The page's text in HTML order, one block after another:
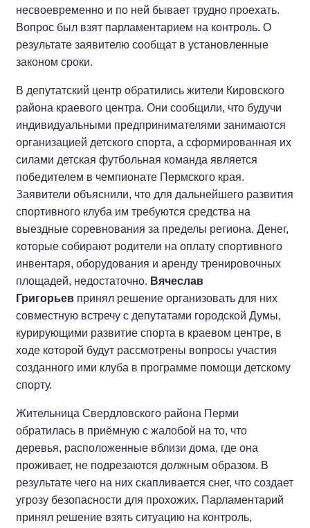
несвоевременно и по ней бывает трудно проехать.
Вопрос был взят парламентарием на контроль. О
результате заявителю сообщат в установленные
законом сроки.
В депутатский центр обратились жители Кировского
района краевого центра. Они сообщили, что будучи
индивидуальными предпринимателями занимаются
организацией детского спорта, а сформированная их
силами детская футбольная команда является
победителем в чемпионате Пермского края.
Заявители объяснили, что для дальнейшего развития
спортивного клуба им требуются средства на
выездные соревнования за пределы региона. Денег,
которые собирают родители на оплату спортивного
инвентаря, оборудования и аренду тренировочных
площадей, недостаточно. Вячеслав
Григорьев принял решение организовать для них
совместную встречу с депутатами городской Думы,
курирующими развитие спорта в краевом центре, в
ходе которой будут рассмотрены вопросы участия
созданного ими клуба в программе помощи детскому
спорту.
Жительница Свердловского района Перми
обратилась в приёмную с жалобой на то, что
деревья, расположенные вблизи дома, где она
проживает, не подрезаются должным образом. В
результате чего на них скапливается снег, что создает
угрозу безопасности для прохожих. Парламентарий
принял решение взять ситуацию на контроль,